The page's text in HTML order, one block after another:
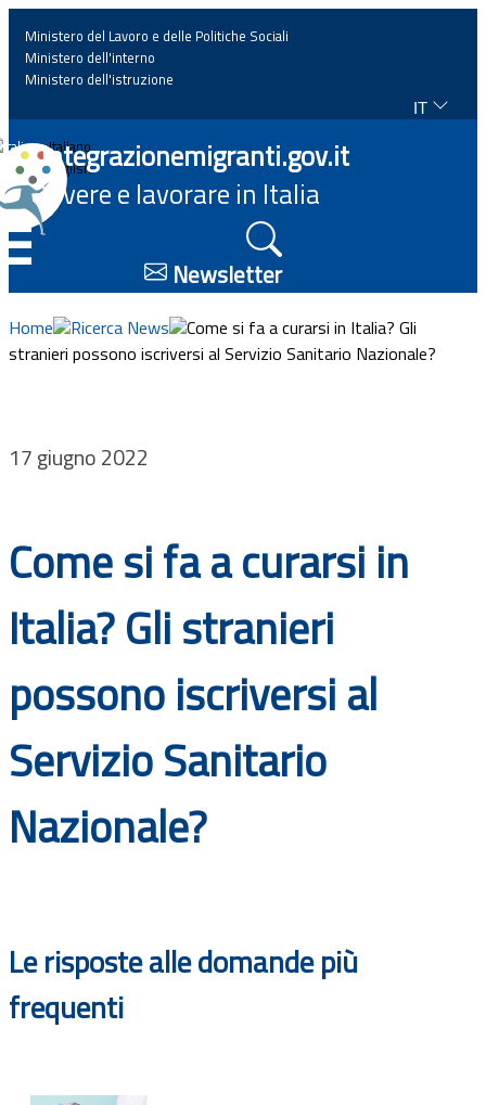
Home
News
Approfondimenti
Eventi
Progetti
Bandi
Guide
Ministero del Lavoro e delle Politiche Sociali
Ministero dell'interno
Ministero dell'istruzione
IT
Italiano
English
Integrazionemigranti.gov.it
Vivere e lavorare in Italia
Newsletter
Home Ricerca News
Come si fa a curarsi in Italia? Gli
stranieri possono iscriversi al Servizio Sanitario Nazionale?
17 giugno 2022
Come si fa a curarsi in
Italia? Gli stranieri
possono iscriversi al
Servizio Sanitario
Nazionale?
Le risposte alle domande più
frequenti